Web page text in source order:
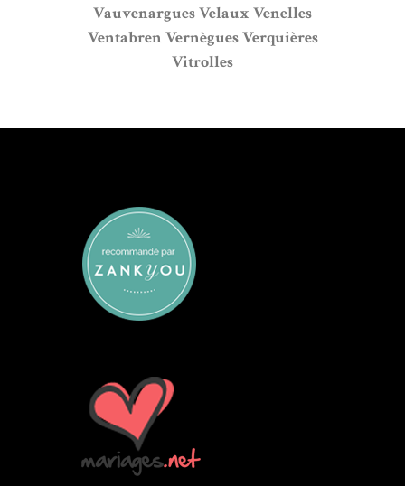
VauvenarguesVelaux Venelles
Ventabren VernèguesVerquières
Vitrolles